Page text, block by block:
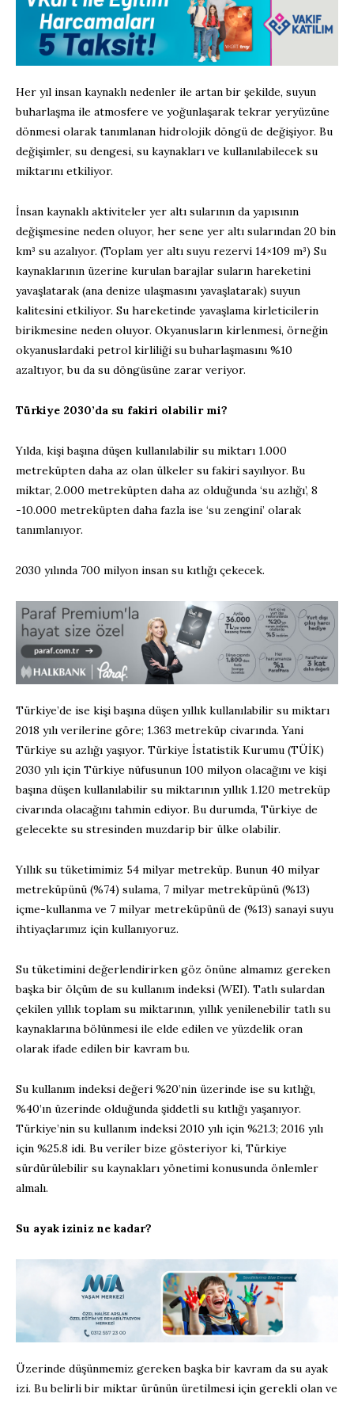
Her yıl insan kaynaklı nedenler ile artan bir şekilde, suyun
buharlaşma ile atmosfere ve yoğunlaşarak tekrar yeryüzüne
dönmesi olarak tanımlanan hidrolojik döngü de değişiyor. Bu
değişimler, su dengesi, su kaynakları ve kullanılabilecek su
miktarını etkiliyor.
İnsan kaynaklı aktiviteler yer altı sularının da yapısının
değişmesine neden oluyor, her sene yer altı sularından 20 bin
km³ su azalıyor. (Toplam yer altı suyu rezervi 14×109 m³) Su
kaynaklarının üzerine kurulan barajlar suların hareketini
yavaşlatarak (ana denize ulaşmasını yavaşlatarak) suyun
kalitesini etkiliyor. Su hareketinde yavaşlama kirleticilerin
birikmesine neden oluyor. Okyanusların kirlenmesi, örneğin
okyanuslardaki petrol kirliliği su buharlaşmasını %10
azaltıyor, bu da su döngüsüne zarar veriyor.
Türkiye 2030’da su fakiri olabilir mi?
Yılda, kişi başına düşen kullanılabilir su miktarı 1.000
metreküpten daha az olan ülkeler su fakiri sayılıyor. Bu
miktar, 2.000 metreküpten daha az olduğunda ‘su azlığı’, 8
-10.000 metreküpten daha fazla ise ‘su zengini’ olarak
tanımlanıyor.
2030 yılında 700 milyon insan su kıtlığı çekecek.
Türkiye’de ise kişi başına düşen yıllık kullanılabilir su miktarı
2018 yılı verilerine göre; 1.363 metreküp civarında. Yani
Türkiye su azlığı yaşıyor. Türkiye İstatistik Kurumu (TÜİK)
2030 yılı için Türkiye nüfusunun 100 milyon olacağını ve kişi
başına düşen kullanılabilir su miktarının yıllık 1.120 metreküp
civarında olacağını tahmin ediyor. Bu durumda, Türkiye de
gelecekte su stresinden muzdarip bir ülke olabilir.
Yıllık su tüketimimiz 54 milyar metreküp. Bunun 40 milyar
metreküpünü (%74) sulama, 7 milyar metreküpünü (%13)
içme-kullanma ve 7 milyar metreküpünü de (%13) sanayi suyu
ihtiyaçlarımız için kullanıyoruz.
Su tüketimini değerlendirirken göz önüne almamız gereken
başka bir ölçüm de su kullanım indeksi (WEI). Tatlı sulardan
çekilen yıllık toplam su miktarının, yıllık yenilenebilir tatlı su
kaynaklarına bölünmesi ile elde edilen ve yüzdelik oran
olarak ifade edilen bir kavram bu.
Su kullanım indeksi değeri %20’nin üzerinde ise su kıtlığı,
%40’ın üzerinde olduğunda şiddetli su kıtlığı yaşanıyor.
Türkiye’nin su kullanım indeksi 2010 yılı için %21.3; 2016 yılı
için %25.8 idi. Bu veriler bize gösteriyor ki, Türkiye
sürdürülebilir su kaynakları yönetimi konusunda önlemler
almalı.
Su ayak iziniz ne kadar?
Üzerinde düşünmemiz gereken başka bir kavram da su ayak
izi. Bu belirli bir miktar ürünün üretilmesi için gerekli olan ve